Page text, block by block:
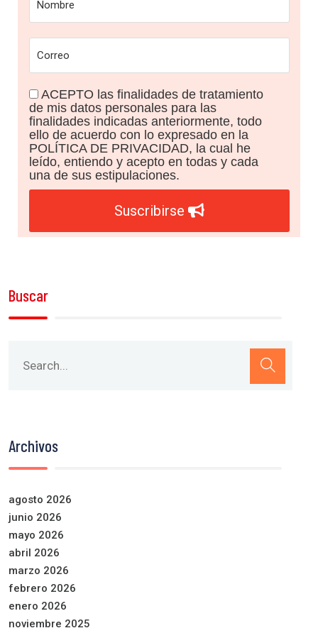
ACEPTO las finalidades de tratamiento
de mis datos personales para las
finalidades indicadas anteriormente, todo
ello de acuerdo con lo expresado en la
POLÍTICA DE PRIVACIDAD, la cual he
leído, entiendo y acepto en todas y cada
una de sus estipulaciones.
Suscribirse
Buscar
Archivos
agosto 2026
junio 2026
mayo 2026
abril 2026
marzo 2026
febrero 2026
enero 2026
noviembre 2025